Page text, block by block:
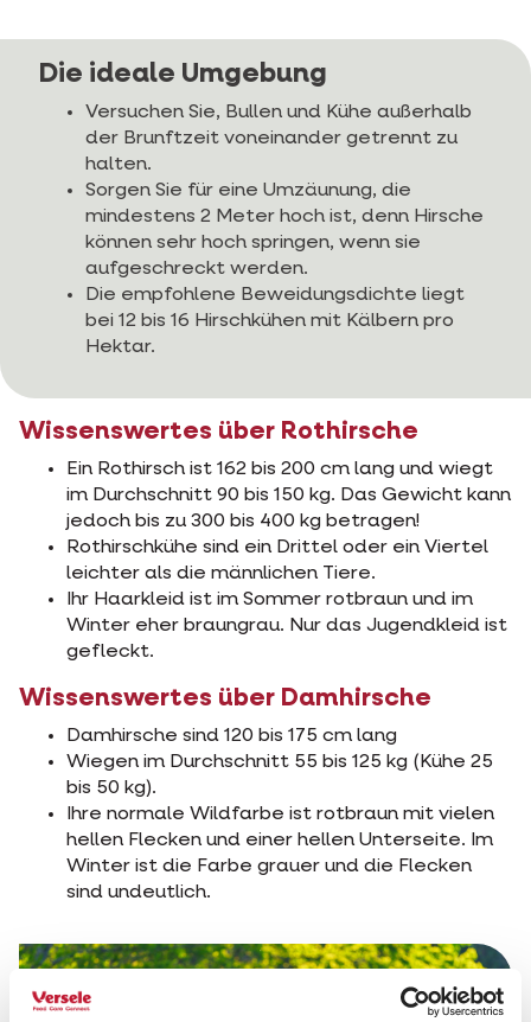
Die ideale Umgebung
Versuchen Sie, Bullen und Kühe außerhalb
der Brunftzeit voneinander getrennt zu
halten.
Sorgen Sie für eine Umzäunung, die
mindestens 2 Meter hoch ist, denn Hirsche
können sehr hoch springen, wenn sie
aufgeschreckt werden.
Die empfohlene Beweidungsdichte liegt
bei 12 bis 16 Hirschkühen mit Kälbern pro
Hektar.
Wissenswertes über Rothirsche
Ein Rothirsch ist 162 bis 200 cm lang und wiegt
im Durchschnitt 90 bis 150 kg. Das Gewicht kann
jedoch bis zu 300 bis 400 kg betragen!
Rothirschkühe sind ein Drittel oder ein Viertel
leichter als die männlichen Tiere.
Ihr Haarkleid ist im Sommer rotbraun und im
Winter eher braungrau. Nur das Jugendkleid ist
gefleckt.
Wissenswertes über Damhirsche
Damhirsche sind 120 bis 175 cm lang
Wiegen im Durchschnitt 55 bis 125 kg (Kühe 25
bis 50 kg).
Ihre normale Wildfarbe ist rotbraun mit vielen
hellen Flecken und einer hellen Unterseite. Im
Winter ist die Farbe grauer und die Flecken
sind undeutlich.